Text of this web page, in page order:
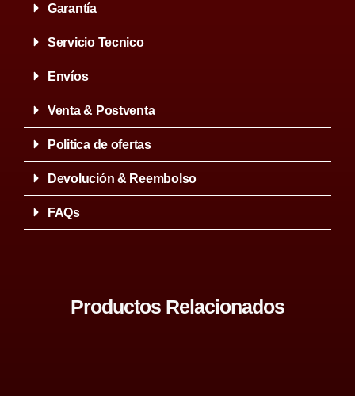
Garantía
Servicio Tecnico
Envíos
Venta & Postventa
Politica de ofertas
Devolución & Reembolso
FAQs
Productos Relacionados